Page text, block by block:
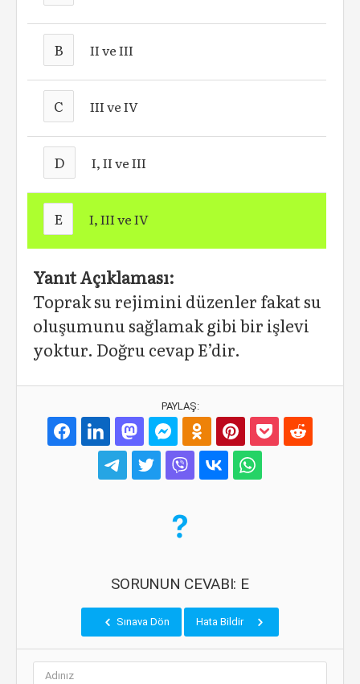
B II ve III
C III ve IV
D I, II ve III
E I, III ve IV
Yanıt Açıklaması:
Toprak su rejimini düzenler fakat su
oluşumunu sağlamak gibi bir işlevi
yoktur. Doğru cevap E’dir.
PAYLAŞ:
SORUNUN CEVABI: E
Sınava Dön Hata Bildir